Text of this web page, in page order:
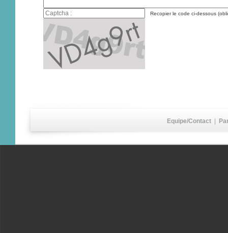
Recopier le code ci-dessous
Equipe/Contact